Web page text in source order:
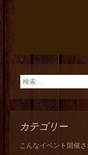
検索:
カテゴリー
こんなイベント開催